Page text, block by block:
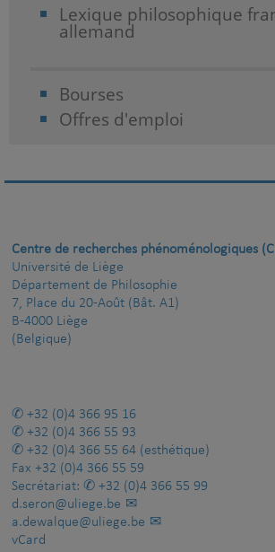
Lexique philosophique
allemand
Bourses
Offres d'emploi
Centre de recherches phénoménologiques
Université de Liège
Département de Philosophie
7, Place du 20-Août (Bât. A1)
B-4000 Liège
(Belgique)
+32 (0)4 366 95 16
+32 (0)4 366 55 93
+32 (0)4 366 55 64 (esthétique)
Fax +32 (0)4 366 55 59
Secrétariat:
+32 (0)4 366 55 99
d.seron@uliege.be
a.dewalque@uliege.be
vCard